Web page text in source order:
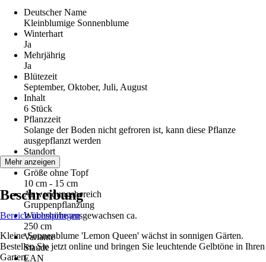
Deutscher Name
Kleinblumige Sonnenblume
Winterhart
Ja
Mehrjährig
Ja
Blütezeit
September, Oktober, Juli, August
Inhalt
6 Stück
Pflanzzeit
Solange der Boden nicht gefroren ist, kann diese Pflanze
ausgepflanzt werden
Standort
Sonne
Größe ohne Topf
10 cm - 15 cm
Anwendungsbereich
Gruppenpflanzung
Wuchshöhe ausgewachsen ca.
250 cm
Variante
Staude
EAN
Mehr anzeigen
Beschreibung
Bereich überspringen
Kleine Sonnenblume 'Lemon Queen' wächst in sonnigen Gärten.
Bestellen Sie jetzt online und bringen Sie leuchtende Gelbtöne in Ihren
Garten.